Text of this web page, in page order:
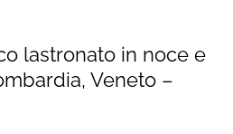
lastronato in noce e
Veneto –